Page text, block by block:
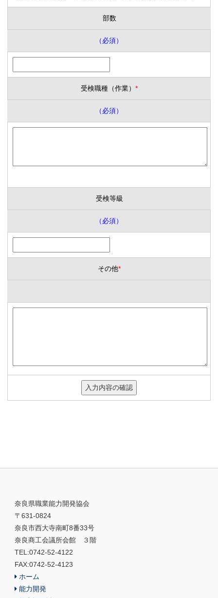
部数
（必須）
受検職種（作業） *
（必須）
受検等級
（必須）
その他*
奈良県職業能力開発協会
〒631-0824
奈良市西大寺南町8番33号
奈良商工会議所会館 ３階
TEL:0742-52-4122
FAX:0742-52-4123
ホーム
能力開発